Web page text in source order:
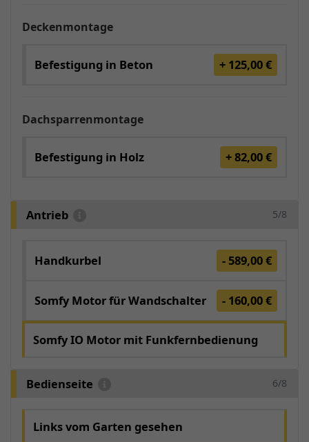
Deckenmontage
Befestigung in Beton + 125,00 €
Dachsparrenmontage
Befestigung in Holz + 82,00 €
Antrieb 5/8
Handkurbel - 589,00 €
Somfy Motor für Wandschalter - 160,00 €
Somfy IO Motor mit Funkfernbedienung
Bedienseite 6/8
Links vom Garten gesehen